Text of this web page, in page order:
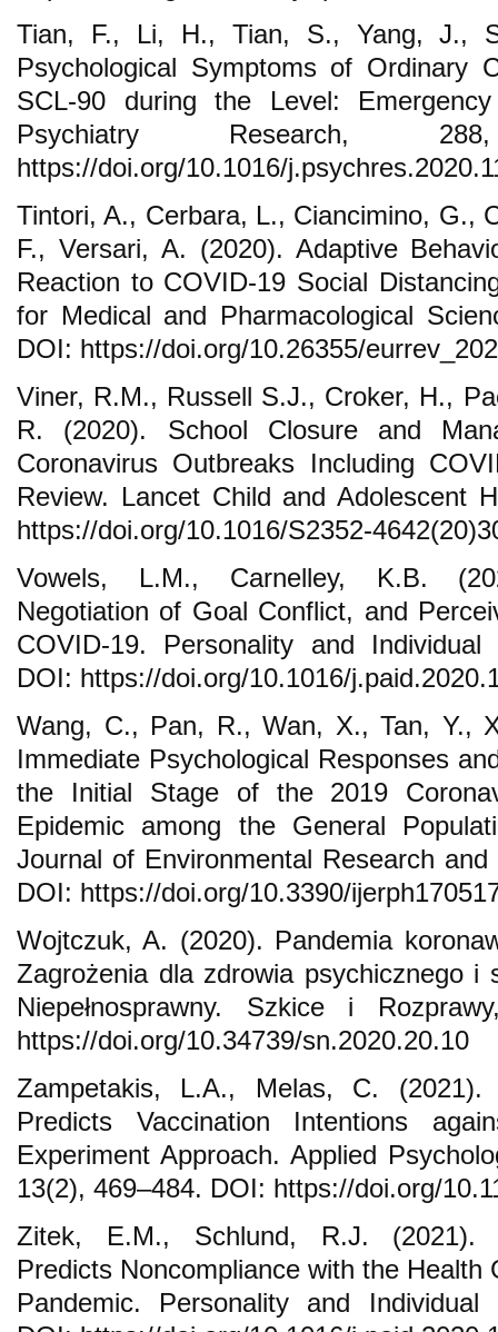
Tian, F., Li, H., Tian, S., Yang, J.,
Psychological Symptoms of Ordinary
SCL-90 during the Level:
Psychiatry Research,
https://doi.org/10.1016/
Tintori, A., Cerbara, L., Ciancimino, G.,
F., Versari, A. (2020). Adaptive
Reaction to COVID-19 Social
for Medical and Pharmacological
DOI: https://doi.org/10.26355/
Viner, R.M., Russell S.J., Croker, H.,
R. (2020). School Closure and
Coronavirus Outbreaks Including
Review. Lancet Child and Adolescent
https://doi.org/10.1016/S2352-
Vowels, L.M., Carnelley, K.B.
Negotiation of Goal Conflict, and
COVID-19. Personality and
DOI: https://doi.org/10.1016/
Wang, C., Pan, R., Wan, X., Tan, Y.,
Immediate Psychological Responses
the Initial Stage of the 2019
Epidemic among the General
Journal of Environmental Research
DOI: https://doi.org/10.3390/
Wojtczuk, A. (2020). Pandemia
Zagrożenia dla zdrowia psychicznego i
Niepełnosprawny. Szkice i
https://doi.org/10.34739/sn.2020.20.10
Zampetakis, L.A., Melas, C.
Predicts Vaccination Intentions
Experiment Approach. Applied
13(2), 469–484. DOI: https://doi.org/
Zitek, E.M., Schlund, R.J. (2021).
Predicts Noncompliance with the Health
Pandemic. Personality and Individual